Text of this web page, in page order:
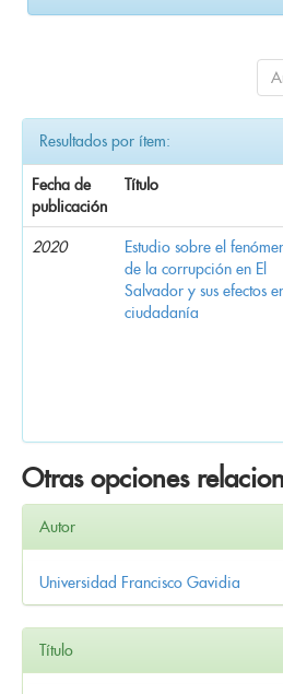
Resultados por ítem:
Fecha de
publicación
Título
2020
Estudio sobre el
de la corrupción en El
Salvador y sus efectos
ciudadanía
Otras opciones
Autor
Universidad Francisco Gavidia
Título